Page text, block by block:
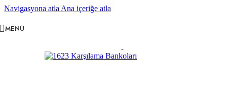
Navigasyona atla Ana içeriğe atla
MENÜ